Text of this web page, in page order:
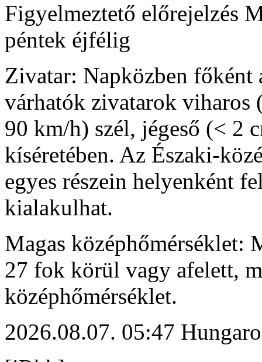
Figyelmeztető előrejelzés
péntek éjfélig
Zivatar: Napközben főként
várhatók zivatarok viharos
90 km/h) szél, jégeső (< 2
kíséretében. Az Északi-
egyes részein helyenként
kialakulhat.
Magas középhőmérséklet:
27 fok körül vagy afelett,
középhőmérséklet.
2026.08.07. 05:47